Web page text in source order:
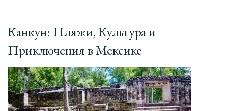
Канкун: Пляжи, Культура и
Приключения в Мексике